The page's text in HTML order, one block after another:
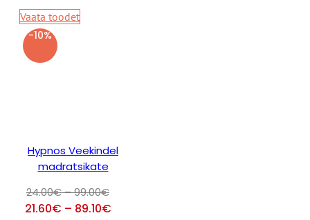
Vaata toodet
-10%
Hypnos Veekindel
madratsikate
24.00€–99.00€Hinnavahemik:
24.00€
21.60€ – 89.10€Hinnavahemik: